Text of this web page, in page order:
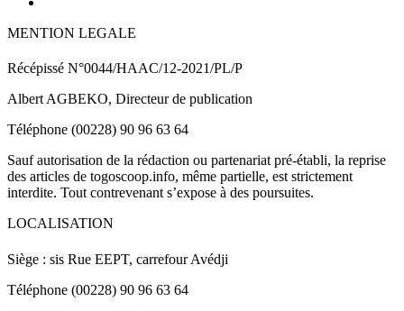
MENTION LEGALE
Récépissé N°0044/HAAC/12-2021/PL/P
Albert AGBEKO, Directeur de publication
Téléphone (00228) 90 96 63 64
Sauf autorisation de la rédaction ou partenariat pré-établi, la reprise
des articles de togoscoop.info, même partielle, est strictement
interdite. Tout contrevenant s’expose à des poursuites.
LOCALISATION
Siège : sis Rue EEPT, carrefour Avédji
Téléphone (00228) 90 96 63 64